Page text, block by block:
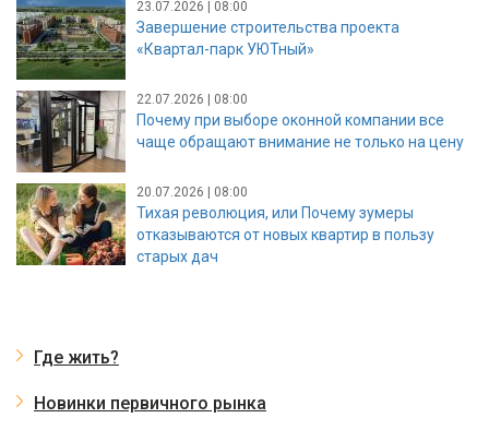
23.07.2026 | 08:00
Завершение строительства проекта
«Квартал-парк УЮТный»
22.07.2026 | 08:00
Почему при выборе оконной компании все
чаще обращают внимание не только на цену
20.07.2026 | 08:00
Тихая революция, или Почему зумеры
отказываются от новых квартир в пользу
старых дач
Где жить?
Новинки первичного рынка